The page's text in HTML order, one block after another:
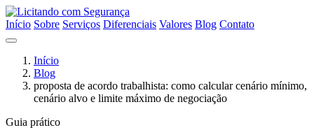
Início Sobre Serviços Diferenciais Valores Blog Contato
Início
Blog
proposta de acordo trabalhista: como calcular cenário mínimo,
cenário alvo e limite máximo de negociação
Guia prático